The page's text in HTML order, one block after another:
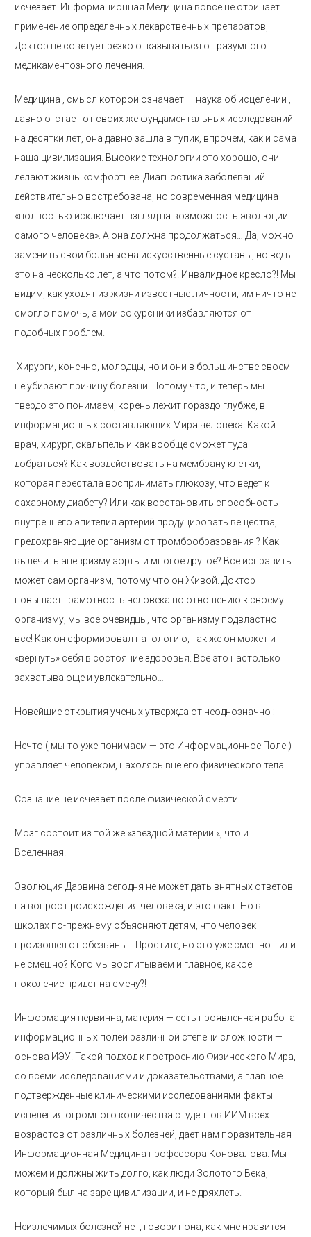
исчезает. Информационная Медицина вовсе не отрицает
применение определенных лекарственных препаратов,
Доктор не советует резко отказываться от разумного
медикаментозного лечения.
Медицина , смысл которой означает — наука об исцелении ,
давно отстает от своих же фундаментальных исследований
на десятки лет, она давно зашла в тупик, впрочем, как и сама
наша цивилизация. Высокие технологии это хорошо, они
делают жизнь комфортнее. Диагностика заболеваний
действительно востребована, но современная медицина
«полностью исключает взгляд на возможность эволюции
самого человека». А она должна продолжаться… Да, можно
заменить свои больные на искусственные суставы, но ведь
это на несколько лет, а что потом?! Инвалидное кресло?! Мы
видим, как уходят из жизни известные личности, им ничто не
смогло помочь, а мои сокурсники избавляются от
подобных проблем.
Хирурги, конечно, молодцы, но и они в большинстве своем
не убирают причину болезни. Потому что, и теперь мы
твердо это понимаем, корень лежит гораздо глубже, в
информационных составляющих Мира человека. Какой
врач, хирург, скальпель и как вообще сможет туда
добраться? Как воздействовать на мембрану клетки,
которая перестала воспринимать глюкозу, что ведет к
сахарному диабету? Или как восстановить способность
внутреннего эпителия артерий продуцировать вещества,
предохраняющие организм от тромбообразования ? Как
вылечить аневризму аорты и многое другое? Все исправить
может сам организм, потому что он Живой. Доктор
повышает грамотность человека по отношению к своему
организму, мы все очевидцы, что организму подвластно
все! Как он сформировал патологию, так же он может и
«вернуть» себя в состояние здоровья. Все это настолько
захватывающе и увлекательно…
Новейшие открытия ученых утверждают неоднозначно :
Нечто ( мы-то уже понимаем — это Информационное Поле )
управляет человеком, находясь вне его физического тела.
Сознание не исчезает после физической смерти.
Мозг состоит из той же «звездной материи «, что и
Вселенная.
Эволюция Дарвина сегодня не может дать внятных ответов
на вопрос происхождения человека, и это факт. Но в
школах по-прежнему объясняют детям, что человек
произошел от обезьяны… Простите, но это уже смешно …или
не смешно? Кого мы воспитываем и главное, какое
поколение придет на смену?!
Информация первична, материя — есть проявленная работа
информационных полей различной степени сложности —
основа ИЭУ. Такой подход к построению Физического Мира,
со всеми исследованиями и доказательствами, а главное
подтвержденные клиническими исследованиями факты
исцеления огромного количества студентов ИИМ всех
возрастов от различных болезней, дает нам поразительная
Информационная Медицина профессора Коновалова. Мы
можем и должны жить долго, как люди Золотого Века,
который был на заре цивилизации, и не дряхлеть.
Неизлечимых болезней нет, говорит она, как мне нравится